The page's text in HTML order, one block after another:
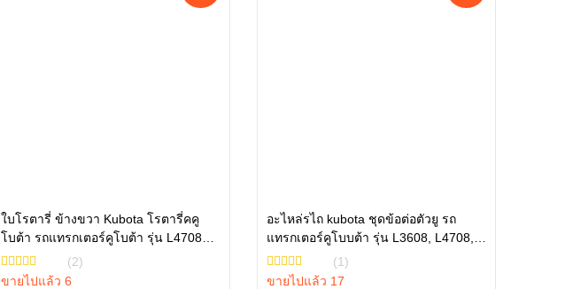
ใบโรตารี่ ข้างขวา Kubota โรตารี่คคู
โบต้า รถแทรกเตอร์คูโบต้า รุ่น L4708
L5018 W9518-54071
(2)
ขายไปแล้ว 6
หยิบใส่ตะกร้า
อะไหล่รไถ kubota ชุดข้อต่อตัวยู รถ
แทรกเตอร์คูโบบต้า รุ่น L3608, L4708,
L3445-10001(1)
ขายไปแล้ว 17
หยิบใส่ตะกร้า